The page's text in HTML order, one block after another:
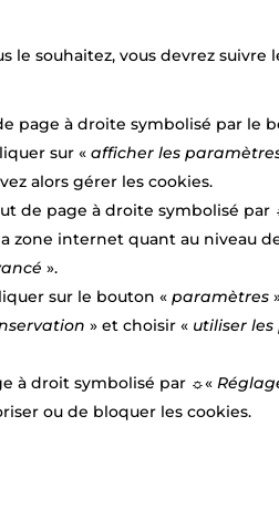
le souhaitez, vous devrez
page à droite symbolisé par le
sur «afficher les
alors gérer les cookies.
de page à droite symbolisé
zone internet quant au niveau
».
sur le bouton «paramètres
» et choisir « utiliser
à droit symbolisé par ☼«
ou de bloquer les cookies.